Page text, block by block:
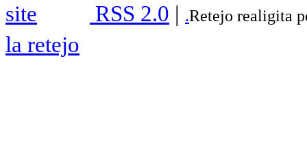
RSS 2.0 | .Retejo realigita
la retejo